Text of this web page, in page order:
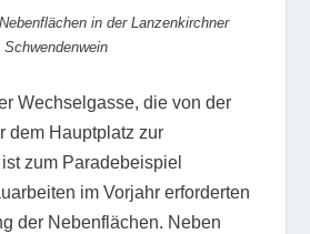
in der Lanzenkirchner
Wechselgasse, die von der
dem Hauptplatz zur
zum Paradebeispiel
im Vorjahr erforderten
der Nebenflächen. Neben